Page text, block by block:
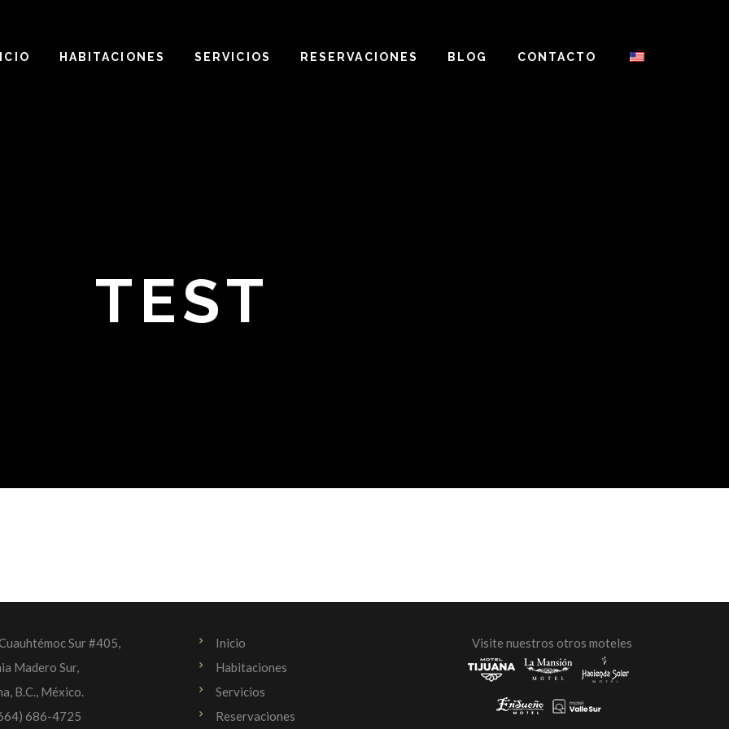
HABITACIONES SERVICIOS RESERVACIONES BLOG CONTACTO
TEST
Sur #405,
Madero Sur,
B.C., México.
686-4725
Inicio
Habitaciones
Servicios
Reservaciones
Visite nuestros otros moteles